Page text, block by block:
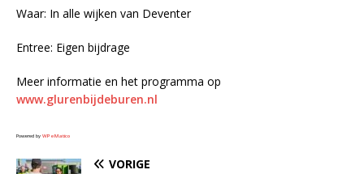
Waar: In alle wijken van Deventer
Entree: Eigen bijdrage
Meer informatie en het programma op
www.glurenbijdeburen.nl
Powered by WPeMatico
VORIGE